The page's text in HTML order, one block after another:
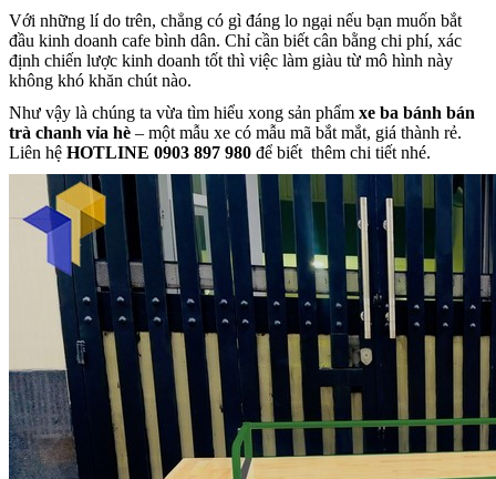
Với những lí do trên, chẳng có gì đáng lo ngại nếu bạn muốn bắt
đầu kinh doanh cafe bình dân. Chỉ cần biết cân bằng chi phí, xác
định chiến lược kinh doanh tốt thì việc làm giàu từ mô hình này
không khó khăn chút nào.
Như vậy là chúng ta vừa tìm hiểu xong sản phẩm xe ba bánh bán
trà chanh vỉa hè – một mẫu xe có mẫu mã bắt mắt, giá thành rẻ.
Liên hệ HOTLINE 0903 897 980 để biết thêm chi tiết nhé.